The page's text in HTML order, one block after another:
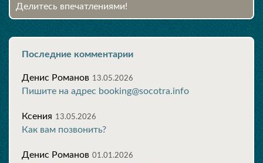
Делитесь впечатлениями!
Последние комментарии
Денис Романов 13.05.2026
Пишите на адрес booking@socotra.info
Ксения 13.05.2026
Как вам позвонить?
Денис Романов 01.01.2026